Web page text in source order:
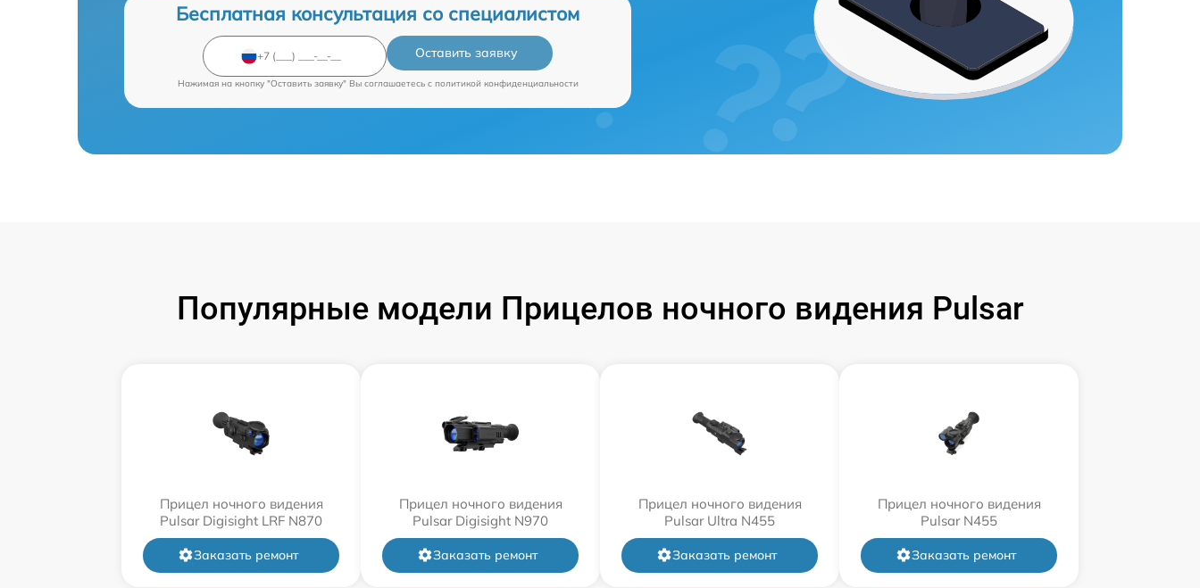
Бесплатная консультация со специалистом
Оставить заявку
Нажимая на кнопку "Оставить заявку" Вы соглашаетесь c политикой конфиденциальности
Популярные модели Прицелов ночного видения Pulsar
Прицел ночного видения
Pulsar Digisight LRF N870
Заказать ремонт
Прицел ночного видения
Pulsar Digisight N970
Заказать ремонт
Прицел ночного видения
Pulsar Ultra N455
Заказать ремонт
Прицел ночного видения
Pulsar N455
Заказать ремонт